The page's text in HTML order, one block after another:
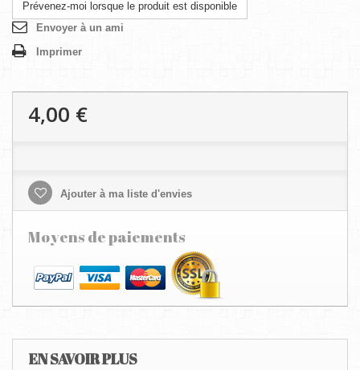
Prévenez-moi lorsque le produit est disponible
Envoyer à un ami
Imprimer
4,00 €
Ajouter à ma liste d'envies
Moyens de paiements
EN SAVOIR PLUS